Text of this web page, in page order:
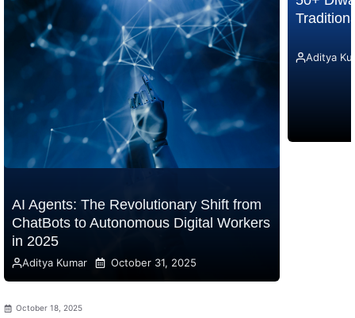
AI Agents: The Revolutionary Shift from
ChatBots to Autonomous Digital Workers
in 2025
Aditya Kumar October 31, 2025
Aditya
October 18, 2025